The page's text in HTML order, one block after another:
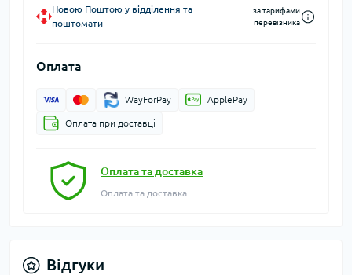
Новою Поштою у відділення та
поштомати
за тарифами
перевізника
Оплата
WayForPay ApplePay
Оплата при доставці
Оплата та доставка
Оплата та доставка
Відгуки